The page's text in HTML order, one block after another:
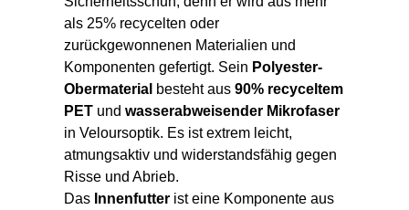
als 25% recycelten oder
zurückgewonnenen Materialien und
Komponenten gefertigt. Sein Polyester-
Obermaterial besteht aus 90% recyceltem
PET und wasserabweisender Mikrofaser
in Veloursoptik. Es ist extrem leicht,
atmungsaktiv und widerstandsfähig gegen
Risse und Abrieb.
Das Innenfutter ist eine Komponente aus